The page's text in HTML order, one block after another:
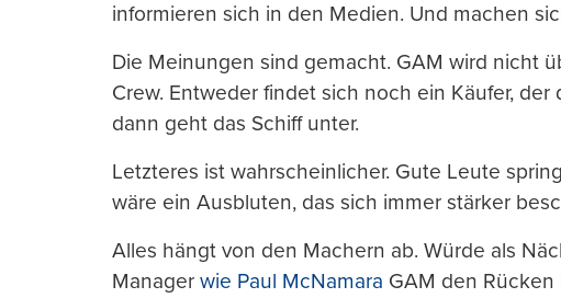
informieren sich in den Medien. Und machen
Die Meinungen sind gemacht. GAM wird nicht
Crew. Entweder findet sich noch ein Käufer,
dann geht das Schiff unter.
Letzteres ist wahrscheinlicher. Gute Leute
wäre ein Ausbluten, das sich immer stärker
Alles hängt von den Machern ab. Würde als
Manager wie Paul McNamara GAM den